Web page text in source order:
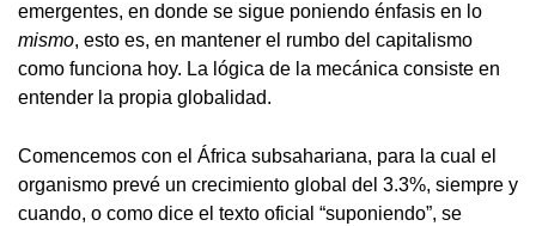
emergentes, en donde se sigue poniendo énfasis en lo
mismo, esto es, en mantener el rumbo del capitalismo
como funciona hoy. La lógica de la mecánica consiste en
entender la propia globalidad.
Comencemos con el África subsahariana, para la cual el
organismo prevé un crecimiento global del 3.3%, siempre y
cuando, o como dice el texto oficial “suponiendo”, se